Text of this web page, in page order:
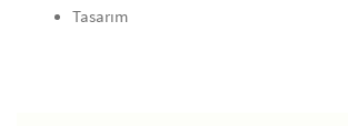
Tasarım